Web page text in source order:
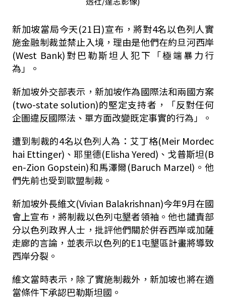
新加坡當局今天(21日)宣布，將對4名以色列人實
施金融制裁並禁止入境，理由是他們在約旦河西岸
(West Bank)對巴勒斯坦人犯下「極端暴力行
為」。
新加坡外交部表示，新加坡作為國際法和兩國方案
(two-state solution)的堅定支持者，「反對任何
企圖違反國際法、單方面改變既定事實的行為」。
遭到制裁的4名以色列人為：艾丁格(Meir Mordec
hai Ettinger)、耶里德(Elisha Yered)、戈普斯坦(B
en-Zion Gopstein)和馬澤爾(Baruch Marzel)。他
們先前也受到歐盟制裁。
新加坡外長維文(Vivian Balakrishnan)今年9月在國
會上宣布，將制裁以色列屯墾者領袖。他也譴責部
分以色列政界人士，批評他們關於併吞西岸或加薩
走廊的言論，並表示以色列的E1屯墾區計畫將導致
西岸分裂。
維文當時表示，除了實施制裁外，新加坡也將在適
當條件下承認巴勒斯坦國。